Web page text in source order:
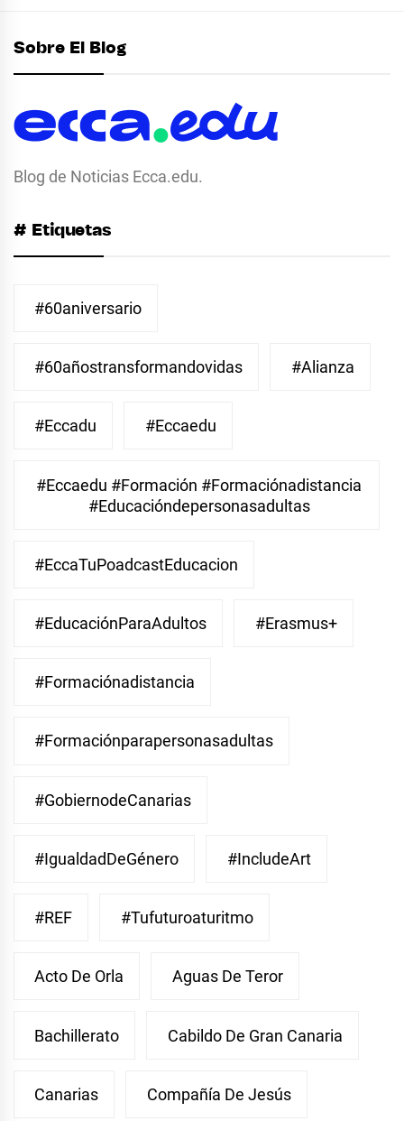
Sobre El Blog
Blog de Noticias Ecca.edu.
# Etiquetas
#60aniversario
#60añostransformandovidas #Alianza
#eccadu #eccaedu
#eccaedu #formación #formaciónadistancia
#educacióndepersonasadultas
#EccaTuPoadcastEducacion
#EducaciónParaAdultos #Erasmus+
#Formaciónadistancia
#Formaciónparapersonasadultas
#GobiernodeCanarias
#IgualdadDeGénero #IncludeArt
#REF #Tufuturoaturitmo
Acto De Orla Aguas De Teror
Bachillerato Cabildo De Gran Canaria
Canarias Compañía De Jesús